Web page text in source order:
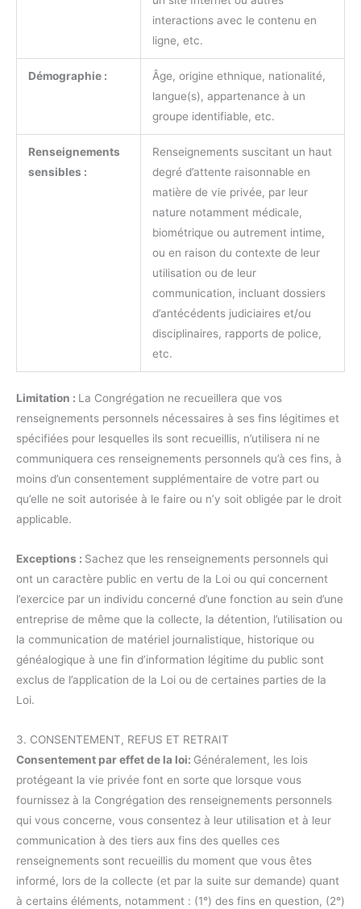
interactions avec le contenu en
ligne, etc.
Démographie :
Âge, origine ethnique, nationalité,
langue(s), appartenance à un
groupe identifiable, etc.
Renseignements
sensibles :
Renseignements suscitant un haut
degré d’attente raisonnable en
matière de vie privée, par leur
nature notamment médicale,
biométrique ou autrement intime,
ou en raison du contexte de leur
utilisation ou de leur
communication, incluant dossiers
d’antécédents judiciaires et/ou
disciplinaires, rapports de police,
etc.
Limitation : La Congrégation ne recueillera que vos
renseignements personnels nécessaires à ses fins légitimes et
spécifiées pour lesquelles ils sont recueillis, n’utilisera ni ne
communiquera ces renseignements personnels qu’à ces fins, à
moins d’un consentement supplémentaire de votre part ou
qu’elle ne soit autorisée à le faire ou n’y soit obligée par le droit
applicable.
Exceptions : Sachez que les renseignements personnels qui
ont un caractère public en vertu de la Loi ou qui concernent
l’exercice par un individu concerné d’une fonction au sein d’une
entreprise de même que la collecte, la détention, l’utilisation ou
la communication de matériel journalistique, historique ou
généalogique à une fin d’information légitime du public sont
exclus de l’application de la Loi ou de certaines parties de la
Loi.
3. CONSENTEMENT, REFUS ET RETRAIT
Consentement par effet de la loi: Généralement, les lois
protégeant la vie privée font en sorte que lorsque vous
fournissez à la Congrégation des renseignements personnels
qui vous concerne, vous consentez à leur utilisation et à leur
communication à des tiers aux fins des quelles ces
renseignements sont recueillis du moment que vous êtes
informé, lors de la collecte (et par la suite sur demande) quant
à certains éléments, notamment : (1°) des fins en question, (2°)